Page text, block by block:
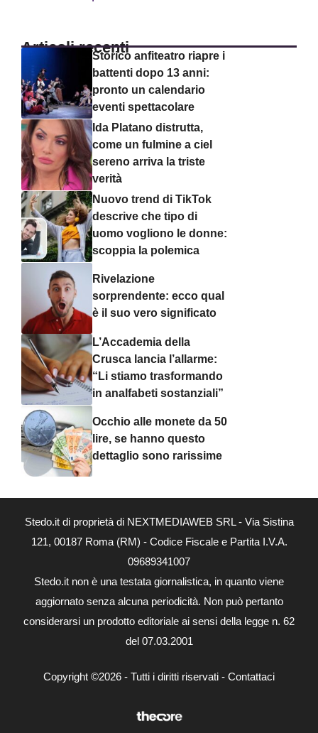
Articoli recentiStorico anfiteatro riapre i
battenti dopo 13 anni:
pronto un calendario
eventi spettacolare
Ida Platano distrutta,
come un fulmine a ciel
sereno arriva la triste
verità
Nuovo trend di TikTok
descrive che tipo di
uomo vogliono le donne:
scoppia la polemica
Rivelazione
sorprendente: ecco qual
è il suo vero significato
L’Accademia della
Crusca lancia l’allarme:
“Li stiamo trasformando
in analfabeti sostanziali”
Occhio alle monete da 50
lire, se hanno questo
dettaglio sono rarissime
Stedo.it di proprietà di NEXTMEDIAWEB SRL - Via Sistina
121, 00187 Roma (RM) - Codice Fiscale e Partita I.V.A.
09689341007
Stedo.it non è una testata giornalistica, in quanto viene
aggiornato senza alcuna periodicità. Non può pertanto
considerarsi un prodotto editoriale ai sensi della legge n. 62
del 07.03.2001
Copyright ©2026 - Tutti i diritti riservati - Contattaci